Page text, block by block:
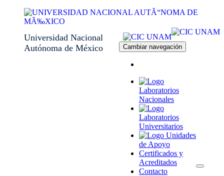
Universidad Nacional
Autónoma de México
Cambiar navegación
Laboratorios
Nacionales
Laboratorios
Universitarios
Unidades
de Apoyo
Certificados y
Acreditados
Contacto